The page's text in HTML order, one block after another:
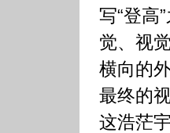
写“登高
觉、视
横向的
最终的
这浩茫